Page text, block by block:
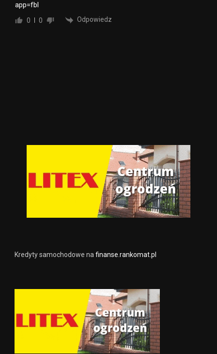
app=fbl
0 0 Odpowiedz
Kredyty samochodowe na finanse.rankomat.pl